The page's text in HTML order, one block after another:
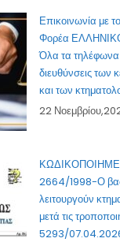
Επικοινωνία με
Φορέα
Όλα τα τηλέφωνα
διευθύνσεις των
και των
22
2664/1998-Ο
λειτουργούν
μετά τις
5293/